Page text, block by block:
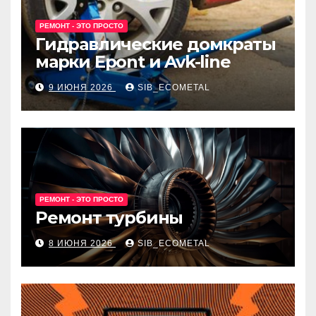
РЕМОНТ - ЭТО ПРОСТО
Гидравлические домкраты
марки Epont и Avk-line
9 ИЮНЯ 2026 SIB_ECOMETAL
РЕМОНТ - ЭТО ПРОСТО
Ремонт турбины
8 ИЮНЯ 2026 SIB_ECOMETAL